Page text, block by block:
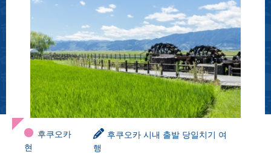
후쿠오카
현
후쿠오카 시내 출발 당일치기 여
행